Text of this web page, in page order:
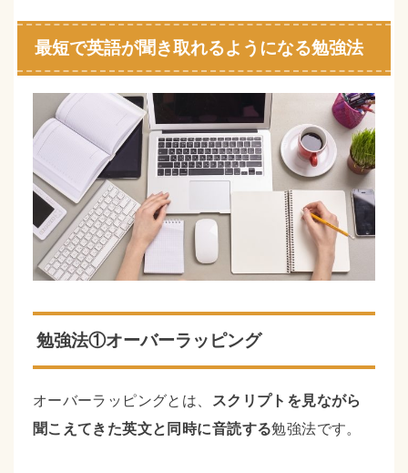
最短で英語が聞き取れるようになる勉強法
勉強法①オーバーラッピング
オーバーラッピングとは、
スクリプトを見ながら
聞こえてきた英文と同時に音読する勉強法です。